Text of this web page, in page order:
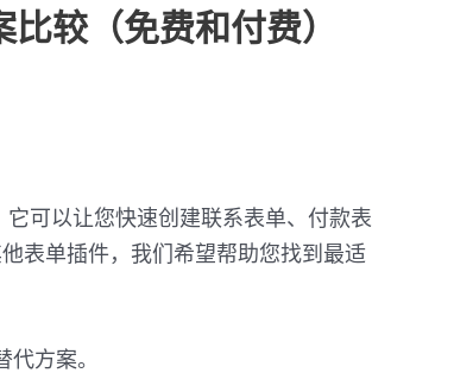
较（免费和付费）
它可以让您快速创建联系表单、付款表
表单插件，我们希望帮助您找到最适
代方案。